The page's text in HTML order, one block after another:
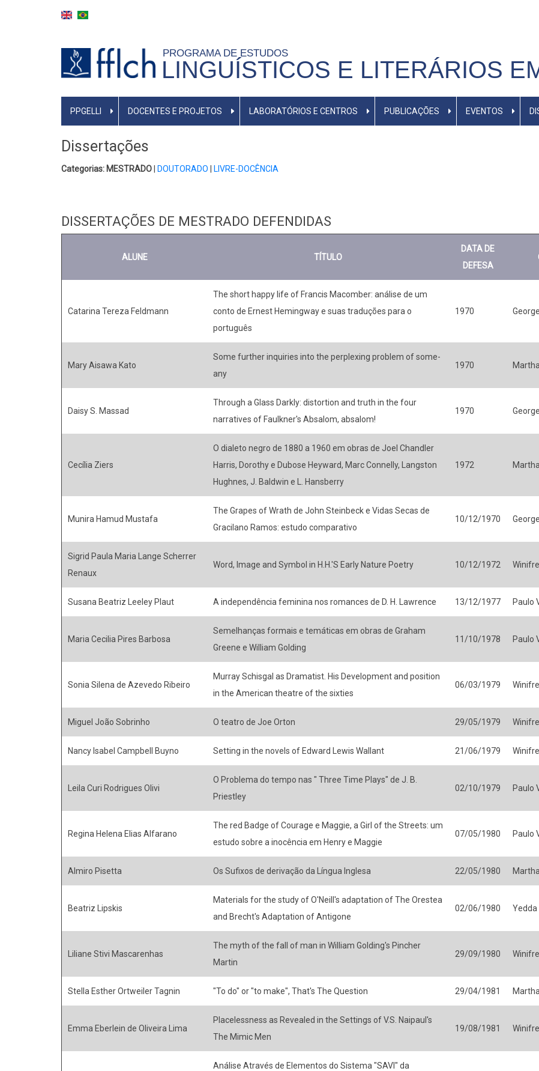
PROGRAMA DE ESTUDOS
LINGUÍSTICOS E LITERÁRIOS
MAIN
PPGELLI DOCENTES E PROJETOS LABORATÓRIOS E CENTROS PUBLICAÇÕES EVENTOS
Dissertações
Categorias: MESTRADO DOUTORADO LIVRE-DOCÊNCIA
DISSERTAÇÕES DE MESTRADO DEFENDIDAS
ALUNE TÍTULO
DATA DE
DEFESA
Catarina Tereza Feldmann
The short happy life of Francis Macomber: análise de um
conto de Ernest Hemingway e suas traduções para o
português
1970
Mary Aisawa Kato
Some further inquiries into the perplexing problem of some-
any
1970
Daisy S. Massad
Through a Glass Darkly: distortion and truth in the four
narratives of Faulkner's Absalom, absalom!
1970
Cecília Ziers
O dialeto negro de 1880 a 1960 em obras de Joel Chandler
Harris, Dorothy e Dubose Heyward, Marc Connelly, Langston
Hughnes, J. Baldwin e L. Hansberry
1972
Munira Hamud Mustafa
The Grapes of Wrath de John Steinbeck e Vidas Secas de
Gracilano Ramos: estudo comparativo
10/12/1970
Sigrid Paula Maria Lange Scherrer
Renaux
Word, Image and Symbol in H.H.'S Early Nature Poetry 10/12/1972
Susana Beatriz Leeley Plaut A independência feminina nos romances de D. H. Lawrence 13/12/1977 Paulo
Maria Cecilia Pires Barbosa
Semelhanças formais e temáticas em obras de Graham
Greene e William Golding
11/10/1978 Paulo
Sonia Silena de Azevedo Ribeiro
Murray Schisgal as Dramatist. His Development and position
in the American theatre of the sixties
06/03/1979
Miguel João Sobrinho O teatro de Joe Orton 29/05/1979
Nancy Isabel Campbell Buyno Setting in the novels of Edward Lewis Wallant 21/06/1979
Leila Curi Rodrigues Olivi
O Problema do tempo nas " Three Time Plays" de J. B.
Priestley
02/10/1979 Paulo
Regina Helena Elias Alfarano
The red Badge of Courage e Maggie, a Girl of the Streets: um
estudo sobre a inocência em Henry e Maggie
07/05/1980 Paulo
Almiro Pisetta Os Sufixos de derivação da Língua Inglesa 22/05/1980
Beatriz Lipskis
Materials for the study of O'Neill's adaptation of The Orestea
and Brecht's Adaptation of Antigone
02/06/1980 Yedda
Liliane Stivi Mascarenhas
The myth of the fall of man in William Golding's Pincher
Martin
29/09/1980
Stella Esther Ortweiler Tagnin "To do" or "to make", That's The Question 29/04/1981
Emma Eberlein de Oliveira Lima
Placelessness as Revealed in the Settings of V.S. Naipaul's
The Mimic Men
19/08/1981
Análise Através de Elementos do Sistema "SAVI" da